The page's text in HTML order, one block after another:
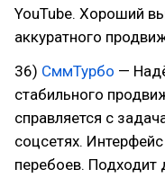
YouTube. Хороший
аккуратного
36) СммТурбо —
стабильного
справляется с
соцсетях.
перебоев. Подходит